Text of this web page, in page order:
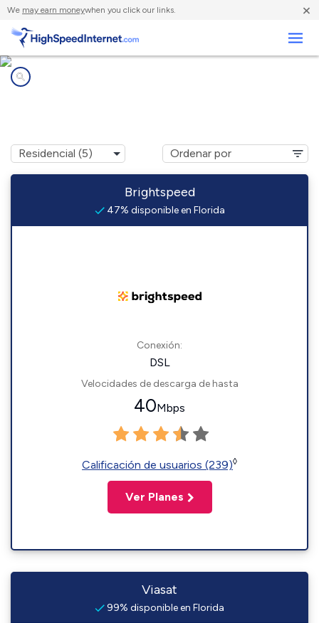
We may earn moneywhen you click our links. ×
Brightspeed
47% disponible en Florida
Conexión:
DSL
Velocidades de descarga de hasta
40Mbps
Calificación de usuarios (239)◊
Ver Planes
Viasat
99% disponible en Florida